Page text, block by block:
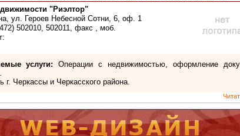
"Риэлтор"
ул. Героев Небесной Сотни, 6, оф. 1
502010, 502011, факс , моб.
услуги: Операции с недвижимостью, оформление
г. Черкассы и Черкасского района.